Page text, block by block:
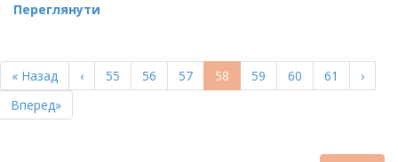
Переглянути
НА
СТОРІНКИ
Перша
сторінка
« Назад
Попередня
сторінка
‹ Page
55 Page
56 Page
57
Поточна
сторінка
58 Page
59 Page
60 Page
61
›
Остання
сторінка
Вперед»